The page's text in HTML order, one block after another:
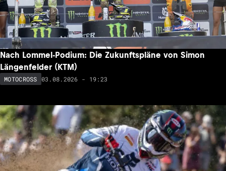
Nach Lommel-Podium: Die Zukunftspläne von Simon
Längenfelder (KTM)
MOTOCROSS 03.08.2026 - 19:23